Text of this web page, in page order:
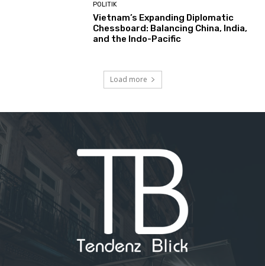
POLITIK
Vietnam’s Expanding Diplomatic
Chessboard: Balancing China, India,
and the Indo-Pacific
Load more